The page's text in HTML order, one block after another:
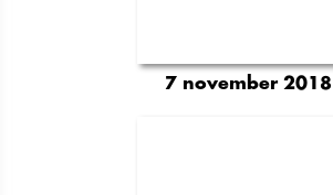
7 november 2018